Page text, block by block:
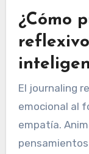
¿Cómo
El journaling
emocional al
empatía.